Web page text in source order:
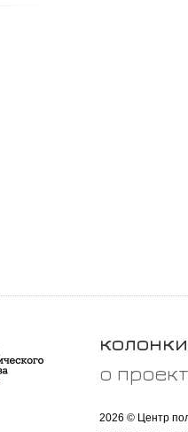
колонки
о
2026 © Центр